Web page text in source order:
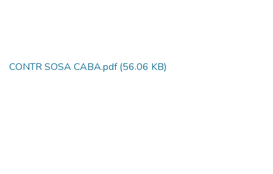
CONTR SOSA CABA.pdf(56.06 KB)